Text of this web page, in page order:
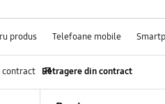
produs Telefoane mobile
contract Retragere din contract